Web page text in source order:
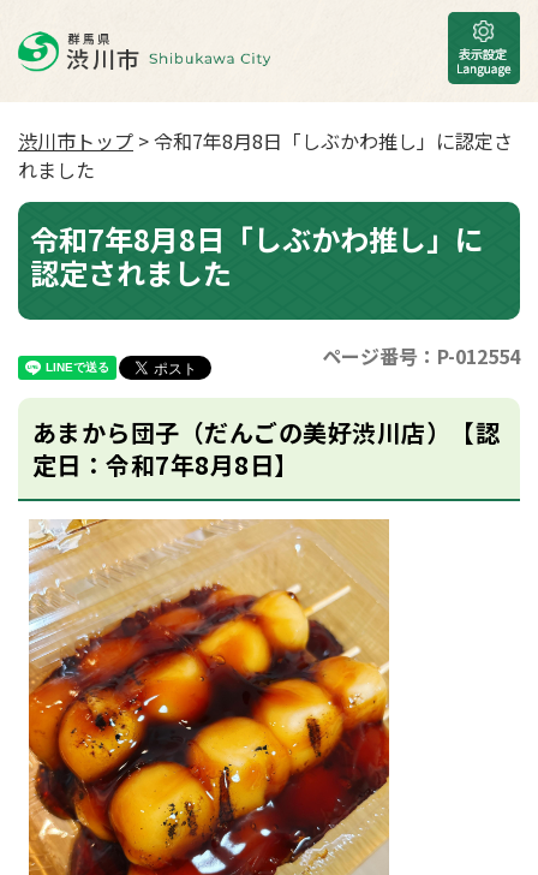
渋川市トップ > 令和7年8月8日「しぶかわ推し」に認定さ
れました
令和7年8月8日「しぶかわ推し」に
認定されました
ページ番号：P-012554
あまから団子（だんごの美好渋川店）【認
定日：令和7年8月8日】